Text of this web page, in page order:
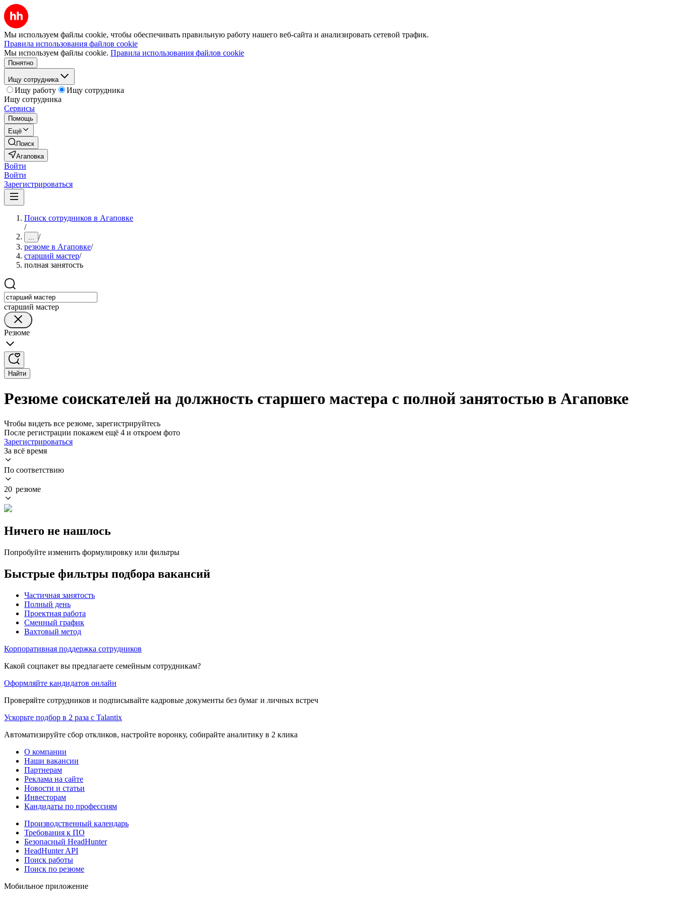
Мы используем файлы cookie, чтобы обеспечивать правильную работу нашего веб-сайта и анализировать сетевой трафик.
Правила использования файлов cookie
Мы используем файлы cookie. Правила использования файлов cookie
Понятно
Ищу сотрудника
Ищу работу
Ищу сотрудника
Ищу сотрудника
Сервисы
Помощь
Ещё
Поиск
Агаповка
Войти
Войти
Зарегистрироваться
Поиск сотрудников в Агаповке
/
... /
резюме в Агаповке/
старший мастер/
полная занятость
старший мастер
Резюме
Найти
Резюме соискателей на должность старшего мастера с полной занятостью в Агаповке
Чтобы видеть все резюме, зарегистрируйтесь
После регистрации покажем ещё 4 и откроем фото
Зарегистрироваться
За всё время
По соответствию
20 резюме
Ничего не нашлось
Попробуйте изменить формулировку или фильтры
Быстрые фильтры подбора вакансий
Частичная занятость
Полный день
Проектная работа
Сменный график
Вахтовый метод
Корпоративная поддержка сотрудников
Какой соцпакет вы предлагаете семейным сотрудникам?
Оформляйте кандидатов онлайн
Проверяйте сотрудников и подписывайте кадровые документы без бумаг и личных встреч
Ускорьте подбор в 2 раза с Talantix
Автоматизируйте сбор откликов, настройте воронку, собирайте аналитику в 2 клика
О компании
Наши вакансии
Партнерам
Реклама на сайте
Новости и статьи
Инвесторам
Кандидаты по профессиям
Производственный календарь
Требования к ПО
Безопасный HeadHunter
HeadHunter API
Поиск работы
Поиск по резюме
Мобильное приложение